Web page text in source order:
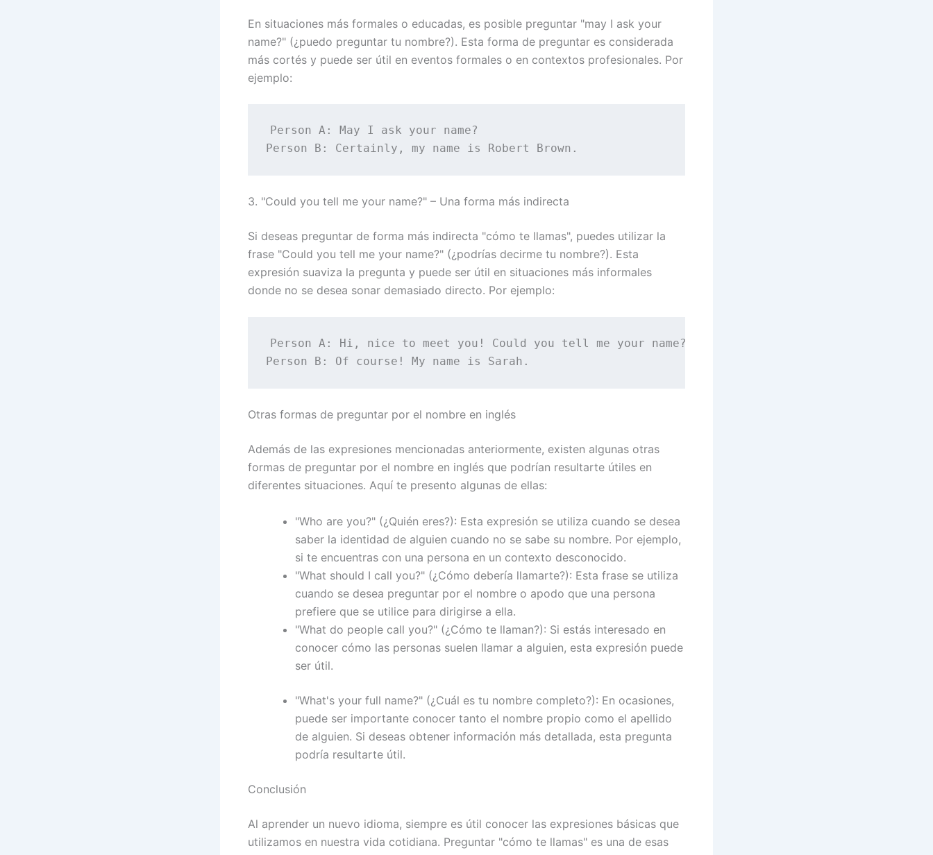
En situaciones más formales o educadas, es posible preguntar "may I ask your
name?" (¿puedo preguntar tu nombre?). Esta forma de preguntar es considerada
más cortés y puede ser útil en eventos formales o en contextos profesionales. Por
ejemplo:
Person A: May I ask your name?
3. "Could you tell me your name?" – Una forma más indirecta
Si deseas preguntar de forma más indirecta "cómo te llamas", puedes utilizar la
frase "Could you tell me your name?" (¿podrías decirme tu nombre?). Esta
expresión suaviza la pregunta y puede ser útil en situaciones más informales
donde no se desea sonar demasiado directo. Por ejemplo:
Person A: Hi, nice to meet you! Could you tell me your name?
Otras formas de preguntar por el nombre en inglés
Además de las expresiones mencionadas anteriormente, existen algunas otras
formas de preguntar por el nombre en inglés que podrían resultarte útiles en
diferentes situaciones. Aquí te presento algunas de ellas:
"Who are you?" (¿Quién eres?): Esta expresión se utiliza cuando se desea
saber la identidad de alguien cuando no se sabe su nombre. Por ejemplo,
si te encuentras con una persona en un contexto desconocido.
"What should I call you?" (¿Cómo debería llamarte?): Esta frase se utiliza
cuando se desea preguntar por el nombre o apodo que una persona
prefiere que se utilice para dirigirse a ella.
"What do people call you?" (¿Cómo te llaman?): Si estás interesado en
conocer cómo las personas suelen llamar a alguien, esta expresión puede
ser útil.
"What's your full name?" (¿Cuál es tu nombre completo?): En ocasiones,
puede ser importante conocer tanto el nombre propio como el apellido
de alguien. Si deseas obtener información más detallada, esta pregunta
podría resultarte útil.
Conclusión
Al aprender un nuevo idioma, siempre es útil conocer las expresiones básicas que
utilizamos en nuestra vida cotidiana. Preguntar "cómo te llamas" es una de esas